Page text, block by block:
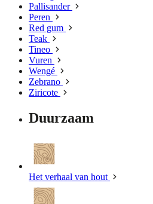
Pallisander
Peren
Red gum
Teak
Tineo
Vuren
Wengé
Zebrano
Ziricote
Duurzaam
Het verhaal van hout